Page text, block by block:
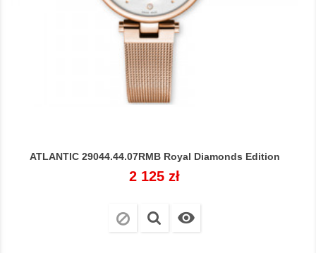
ATLANTIC 29044.44.07RMB Royal Diamonds Edition
Cena
2 125 zł
